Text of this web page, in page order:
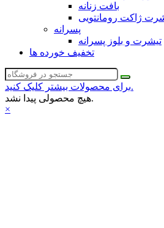
بافت زنانه
ژاکت رومانتویی
پسرانه
تیشرت و بلوز پسرانه
تخفیف خورده ها
برای محصولات بیشتر کلیک کنید.
هیچ محصولی پیدا نشد.
×